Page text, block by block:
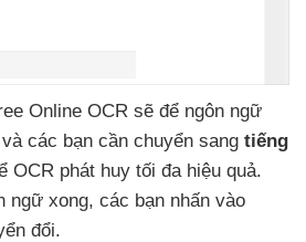
Online OCR sẽ để ngôn ngữ
và các bạn cần chuyển sang tiếng
OCR phát huy tối đa hiệu quả.
ngữ xong, các bạn nhấn vào
đổi.